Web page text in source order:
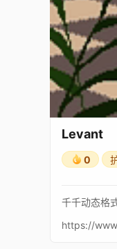
Levant
0
千千动态格